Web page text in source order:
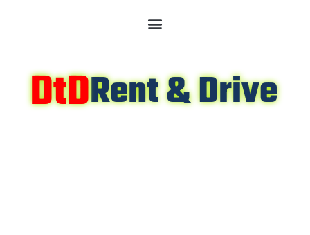
DtDRent & Drive